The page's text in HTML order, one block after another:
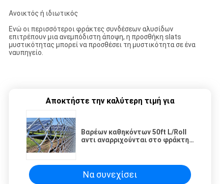
Ανοικτός ή ιδιωτικός
Ενώ οι περισσότεροι φράκτες συνδέσεων αλυσίδων
επιτρέπουν μια ανεμπόδιστη άποψη, η προσθήκη slats
μυστικότητας μπορεί να προσθέσει τη μυστικότητα σε ένα
ναυπηγείο.
Αποκτήστε την καλύτερη τιμή για
Βαρέων καθηκόντων 50ft L/Roll
αντι αναρριχούνται στο φράκτη
Να συνεχίσει